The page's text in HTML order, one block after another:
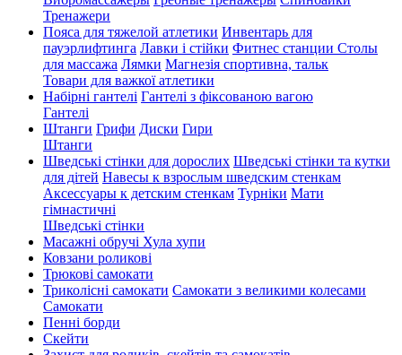
Тренажери
Пояса для тяжелой атлетики Инвентарь для
пауэрлифтинга Лавки і стійки Фитнес станции Столы
для массажа Лямки Магнезія спортивна, тальк
Товари для важкої атлетики
Набірні гантелі Гантелі з фіксованою вагою
Гантелі
Штанги Грифи Диски Гири
Штанги
Шведські стінки для дорослих Шведські стінки та кутки
для дітей Навесы к взрослым шведским стенкам
Аксессуары к детским стенкам Турніки Мати
гімнастичні
Шведські стінки
Масажні обручі Хула хупи
Ковзани роликові
Трюкові самокати
Триколісні самокати Самокати з великими колесами
Cамокати
Пенні борди
Скейти